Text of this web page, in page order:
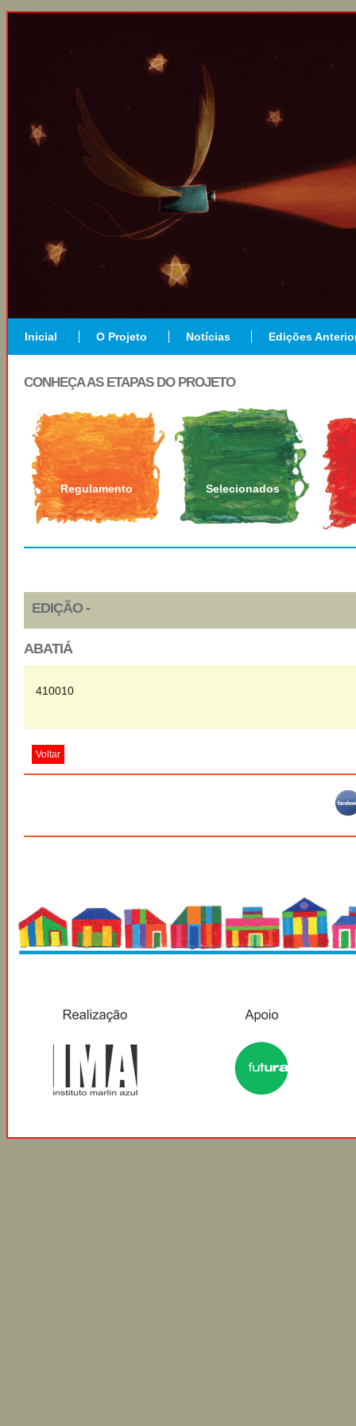
Inicial O Projeto Notícias Edições
CONHEÇA AS ETAPAS DO PROJETO
Regulamento Selecionados
EDIÇÃO -
ABATIÁ
410010
Voltar